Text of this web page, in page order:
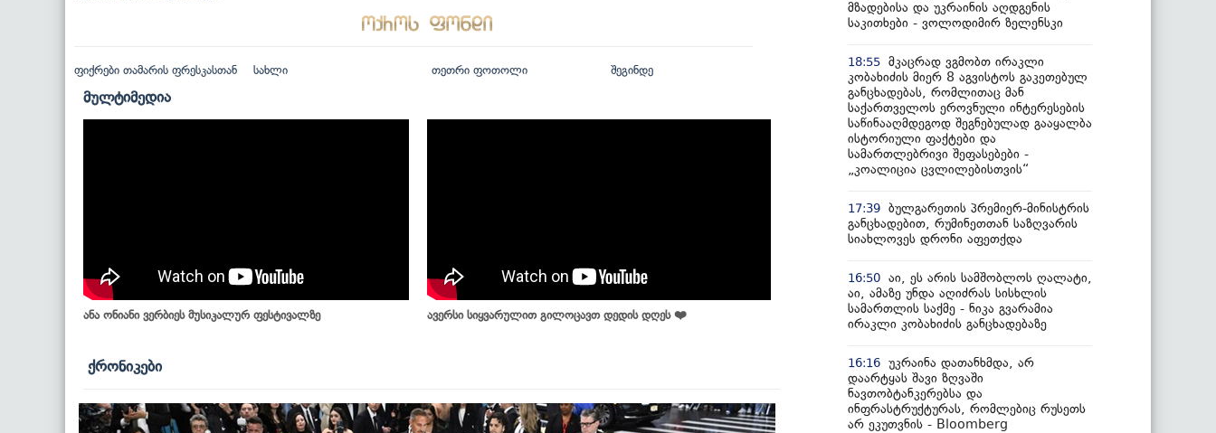
ფიქრები თამარის ფრესკასთან სახლი თეთრი ფოთოლი შეგინდე
მულტიმედია
ანა ონიანი ვერბიეს მუსიკალურ ფესტივალზე ავერსი სიყვარულით გილოცავთ დედის დღეს ❤️
ქრონიკები
მზადებისა და უკრაინის აღდგენის
საკითხები - ვოლოდიმირ ზელენსკი
18:55 მკაცრად ვგმობთ ირაკლი
კობახიძის მიერ 8 აგვისტოს გაკეთებულ
განცხადებას, რომლითაც მან
საქართველოს ეროვნული ინტერესების
საწინააღმდეგოდ შეგნებულად გააყალბა
ისტორიული ფაქტები და
სამართლებრივი შეფასებები -
„კოალიცია ცვლილებისთვის“
17:39 ბულგარეთის პრემიერ-მინისტრის
განცხადებით, რუმინეთთან საზღვარის
სიახლოვეს დრონი აფეთქდა
16:50 აი, ეს არის სამშობლოს ღალატი,
აი, ამაზე უნდა აღიძრას სისხლის
სამართლის საქმე - ნიკა გვარამია
ირაკლი კობახიძის განცხადებაზე
16:16 უკრაინა დათანხმდა, არ
დაარტყას შავი ზღვაში
ნავთობტანკერებსა და
ინფრასტრუქტურას, რომლებიც რუსეთს
არ ეკუთვნის - Bloomberg